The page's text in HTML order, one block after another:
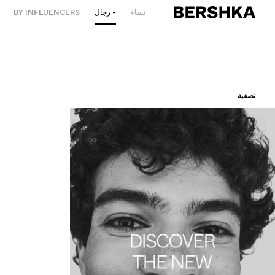
العودة إلى الصفحة الرئيسية نساء - رجال BY INFLUENCERS
تصفية
ترتيب حسب
سعر تصاعدي
سعر تنازلي